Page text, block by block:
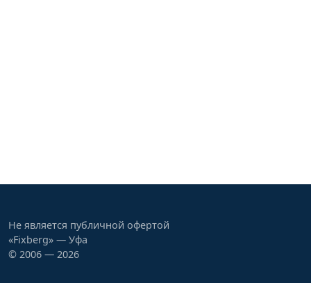
Не является публичной офертой
«Fixberg» — Уфа
© 2006 — 2026